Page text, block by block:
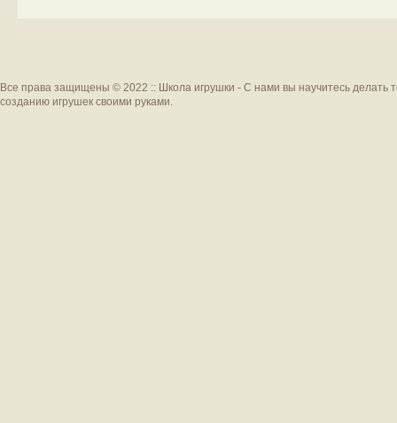
Все права защищены © 2022 :: Школа игрушки - С нами вы научитесь делать
созданию игрушек своими руками.